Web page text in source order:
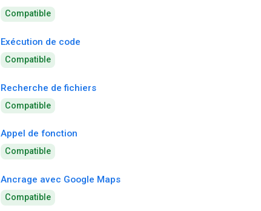
Compatible
Exécution de code
Compatible
Recherche de fichiers
Compatible
Appel de fonction
Compatible
Ancrage avec Google Maps
Compatible